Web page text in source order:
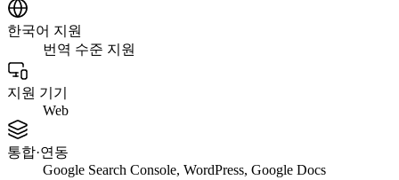
한국어 지원
번역 수준 지원
지원 기기
Web
통합·연동
Google Search Console, WordPress, Google Docs